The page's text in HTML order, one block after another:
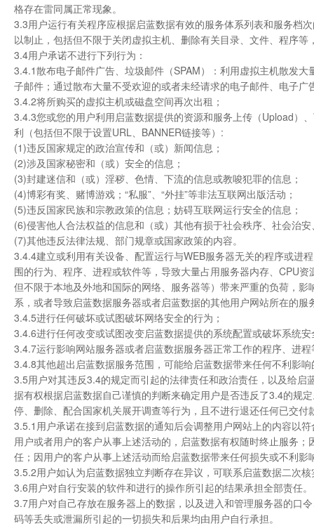
格存在雷同属正常现象。
3.3用户运行有关程序应根据启蓝数据有效的服务体系列表和服务档
以制止，包括但不限于关闭虚拟主机、删除有关目录、文件、程序
3.4用户承诺不进行下列行为：
3.4.1散布电子邮件广告、垃圾邮件（SPAM）：利用虚拟主机散发
子邮件；通过散布大量不受欢迎的或者未经请求的电子邮件、电子
3.4.2将所购买的虚拟主机或磁盘空间再次出租；
3.4.3您或您的用户利用启蓝数据提供的资源和服务上传（Upload）
利（包括但不限于设置URL、BANNER链接等）:
(1)违反国家规定的政治宣传和（或）新闻信息；
(2)涉及国家秘密和（或）安全的信息；
(3)封建迷信和（或）淫秽、色情、下流的信息或教唆犯罪的信息；
(4)博彩有奖、赌博游戏；“私服”、“外挂”等非法互联网出版活动；
(5)违反国家民族和宗教政策的信息；妨碍互联网运行安全的信息；
(6)侵害他人合法权益的信息和（或）其他有损于社会秩序、社会治
(7)其他违反法律法规、部门规章或国家政策的内容。
3.4.4建立或利用有关设备、配置运行与WEB服务器无关的程序或进
围的行为、程序、进程或软件等，导致大量占用服务器内存、CPU
但不限于本地及外地和国际的网络、服务器等）带来严重的负荷，
系，或者导致启蓝数据服务器或者启蓝数据的其他用户网站所在的服
3.4.5进行任何破坏或试图破坏网络安全的行为；
3.4.6进行任何改变或试图改变启蓝数据提供的系统配置或破坏系统
3.4.7运行影响网站服务器或者启蓝数据服务器正常工作的程序、进程
3.4.8其他超出启蓝数据服务范围，可能给启蓝数据带来任何不利影
3.5用户对其违反3.4的规定而引起的法律责任和政治责任，以及给
据有权根据启蓝数据自己谨慎的判断来确定用户是否违反了3.4的规
停、删除、配合国家机关展开调查等行为，且不进行退还任何已交付
3.5.1用户承诺在接到启蓝数据的通知后会调整用户网站上的内容以
用户或者用户的客户从事上述活动的，启蓝数据有权随时终止服务
任；因用户的客户从事上述活动而给启蓝数据带来任何损失或不利
3.5.2用户如认为启蓝数据独立判断存在异议，可联系启蓝数据二次
3.6用户对自行安装的软件和进行的操作所引起的结果承担全部责任。
3.7用户对自己存放在服务器上的数据，以及进入和管理服务器的口
码等丢失或泄漏所引起的一切损失和后果均由用户自行承担。